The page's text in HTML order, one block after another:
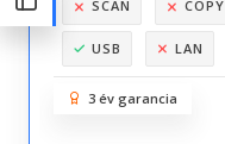
SCAN COPY
USB LAN
3 év garancia